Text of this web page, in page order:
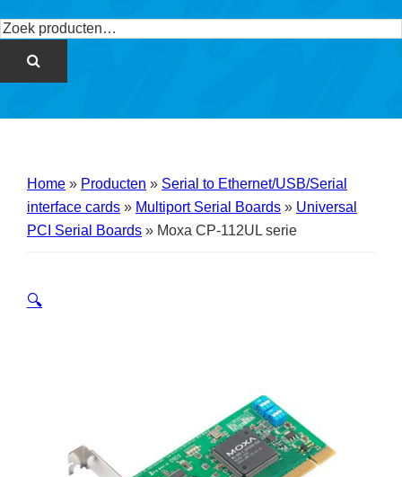
Zoeken
Home » Producten » Serial to Ethernet/USB/Serial
interface cards » Multiport Serial Boards » Universal
PCI Serial Boards » Moxa CP-112UL serie
🔍